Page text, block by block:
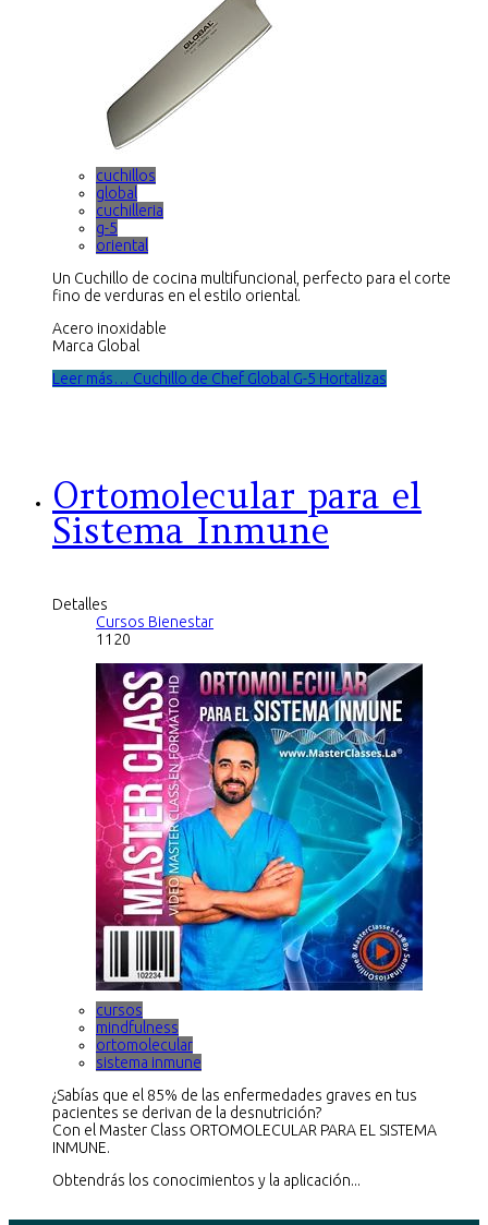
cuchillos
global
cuchilleria
g-5
oriental
Un Cuchillo de cocina multifuncional, perfecto para el corte
fino de verduras en el estilo oriental.
Acero inoxidable
Marca Global
Leer más… Cuchillo de Chef Global G-5 Hortalizas
Ortomolecular para el
Sistema Inmune
Detalles
Cursos Bienestar
1120
cursos
mindfulness
ortomolecular
sistema inmune
¿Sabías que el 85% de las enfermedades graves en tus
pacientes se derivan de la desnutrición?
Con el Master Class ORTOMOLECULAR PARA EL SISTEMA
INMUNE.
Obtendrás los conocimientos y la aplicación...